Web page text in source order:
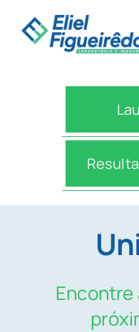
Encontre